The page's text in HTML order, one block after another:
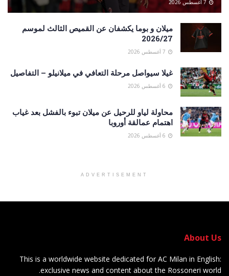
ميلان و بوما يكشفان عن القميص الثالث لموسم
2026/27
غيلا سيواصل مرحلة التعافي في ميلانيلو – التفاصيل
محاولة لياو للرحيل عن ميلان تبوء بالفشل بعد غياب
اهتمام عمالقة أوروبا
ADVERTISEMENT
About Us
This is a worldwide website dedicated for AC Milan in English:
exclusive news and content about the Rossoneri world.